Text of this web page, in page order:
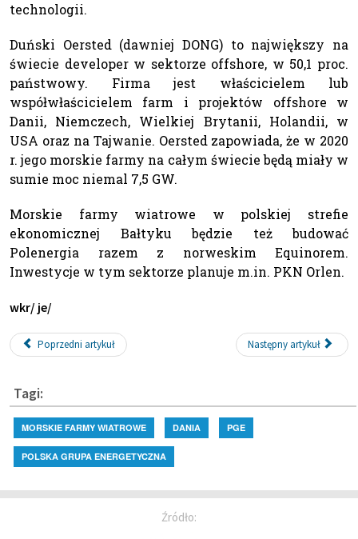
technologii.
Duński Oersted (dawniej DONG) to największy na
świecie developer w sektorze offshore, w 50,1 proc.
państwowy. Firma jest właścicielem lub
współwłaścicielem farm i projektów offshore w
Danii, Niemczech, Wielkiej Brytanii, Holandii, w
USA oraz na Tajwanie. Oersted zapowiada, że w 2020
r. jego morskie farmy na całym świecie będą miały w
sumie moc niemal 7,5 GW.
Morskie farmy wiatrowe w polskiej strefie
ekonomicznej Bałtyku będzie też budować
Polenergia razem z norweskim Equinorem.
Inwestycje w tym sektorze planuje m.in. PKN Orlen.
wkr/ je/
Poprzedni artykuł Następny artykuł
Tagi:
MORSKIE FARMY WIATROWE DANIA PGE
POLSKA GRUPA ENERGETYCZNA
Źródło: